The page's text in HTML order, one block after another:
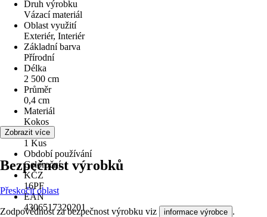
Druh výrobku
Vázací materiál
Oblast využití
Exteriér, Interiér
Základní barva
Přírodní
Délka
2 500 cm
Průměr
0,4 cm
Materiál
Kokos
Obsah
1 Kus
Období používání
Celoroční
KČZ
16PF
EAN
4306517320201
Zobrazit více
Bezpečnost výrobků
Přeskočit oblast
Zodpovědnost za bezpečnost výrobku viz informace výrobce .